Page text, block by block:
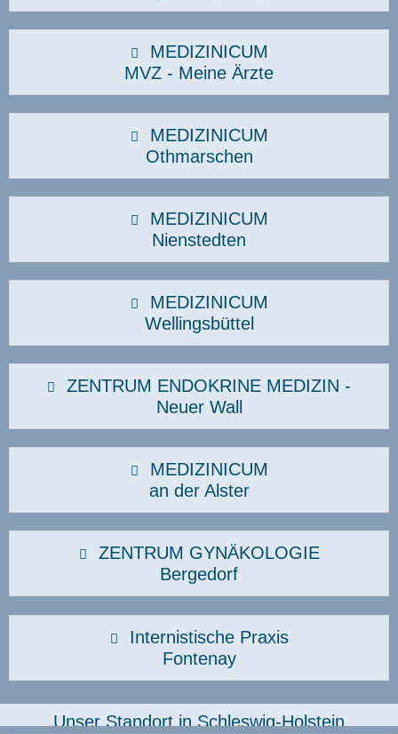
MEDIZINICUM
MVZ - Meine Ärzte
MEDIZINICUM
Othmarschen
MEDIZINICUM
Nienstedten
MEDIZINICUM
Wellingsbüttel
ZENTRUM ENDOKRINE MEDIZIN -
Neuer Wall
MEDIZINICUM
an der Alster
ZENTRUM GYNÄKOLOGIE
Bergedorf
Internistische Praxis
Fontenay
Unser Standort in Schleswig-Holstein